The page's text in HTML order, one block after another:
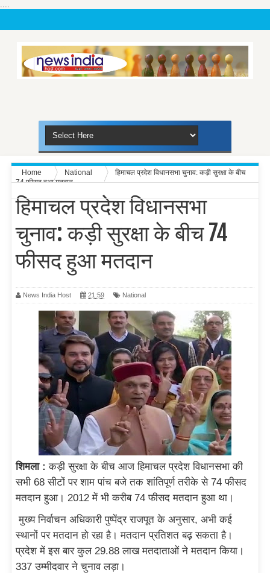
....
Home National
हिमाचल प्रदेश विधानसभा चुनाव: कड़ी सुरक्षा के बीच
74 फीसद हुआ मतदान
हिमाचल प्रदेश विधानसभा
चुनाव: कड़ी सुरक्षा के बीच 74
फीसद हुआ मतदान
News India Host 21:59 National
शिमला :कड़ी सुरक्षा के बीच आज हिमाचल प्रदेश विधानसभा की
सभी 68 सीटों पर शाम पांच बजे तक शांतिपूर्ण तरीके से 74 फीसद
मतदान हुआ। 2012 में भी करीब 74 फीसद मतदान हुआ था।
मुख्य निर्वाचन अधिकारी पुष्पेंद्र राजपूत के अनुसार, अभी कई
स्थानों पर मतदान हो रहा है। मतदान प्रतिशत बढ़ सकता है।
प्रदेश में इस बार कुल 29.88 लाख मतदाताओं ने मतदान किया।
337 उम्मीदवार ने चुनाव लड़ा।